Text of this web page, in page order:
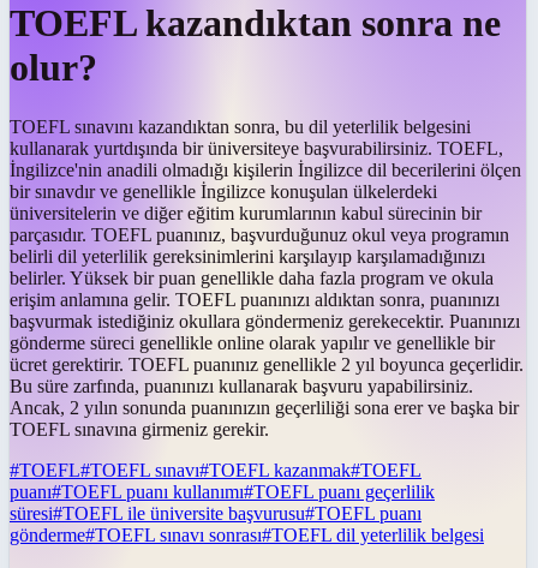
TOEFL kazandıktan sonra ne
olur?
TOEFL sınavını kazandıktan sonra, bu dil yeterlilik belgesini
kullanarak yurtdışında bir üniversiteye başvurabilirsiniz. TOEFL,
İngilizce'nin anadili olmadığı kişilerin İngilizce dil becerilerini ölçen
bir sınavdır ve genellikle İngilizce konuşulan ülkelerdeki
üniversitelerin ve diğer eğitim kurumlarının kabul sürecinin bir
parçasıdır. TOEFL puanınız, başvurduğunuz okul veya programın
belirli dil yeterlilik gereksinimlerini karşılayıp karşılamadığınızı
belirler. Yüksek bir puan genellikle daha fazla program ve okula
erişim anlamına gelir. TOEFL puanınızı aldıktan sonra, puanınızı
başvurmak istediğiniz okullara göndermeniz gerekecektir. Puanınızı
gönderme süreci genellikle online olarak yapılır ve genellikle bir
ücret gerektirir. TOEFL puanınız genellikle 2 yıl boyunca geçerlidir.
Bu süre zarfında, puanınızı kullanarak başvuru yapabilirsiniz.
Ancak, 2 yılın sonunda puanınızın geçerliliği sona erer ve başka bir
TOEFL sınavına girmeniz gerekir.
#TOEFL#TOEFL sınavı#TOEFL kazanmak#TOEFL
puanı#TOEFL puanı kullanımı#TOEFL puanı geçerlilik
süresi#TOEFL ile üniversite başvurusu#TOEFL puanı
gönderme#TOEFL sınavı sonrası#TOEFL dil yeterlilik belgesi